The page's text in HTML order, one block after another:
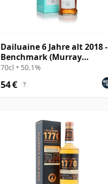
Dailuaine 6 Jahre alt 2018 -
Benchmark (Murray
McDavid)
70cl • 50.1%
54 € ?